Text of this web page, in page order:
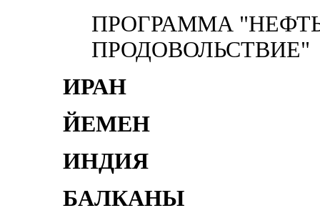
ПРОГРАММА
ПРОДОВОЛЬСТВИЕ"
ИРАН
ЙЕМЕН
ИНДИЯ
БАЛКАНЫ